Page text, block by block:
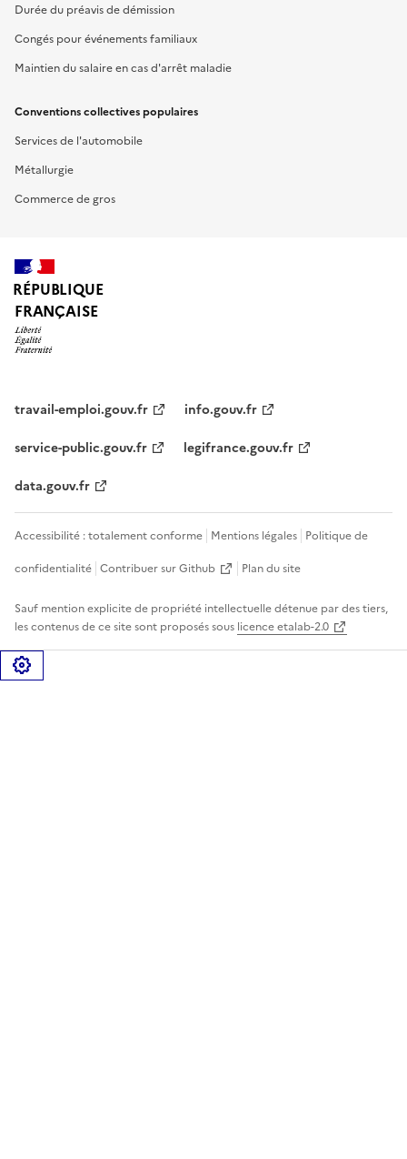
Durée du préavis de démission
Congés pour événements familiaux
Maintien du salaire en cas d'arrêt maladie
Conventions collectives populaires
Services de l'automobile
Métallurgie
Commerce de gros
RÉPUBLIQUE
FRANÇAISE
travail-emploi.gouv.fr
info.gouv.fr
service-public.gouv.fr
legifrance.gouv.fr
data.gouv.fr
Accessibilité : totalement conforme Mentions légales Politique de
confidentialité Contribuer sur Github Plan du site
Sauf mention explicite de propriété intellectuelle détenue par des tiers,
les contenus de ce site sont proposés sous licence etalab-2.0
Gérer les cookies